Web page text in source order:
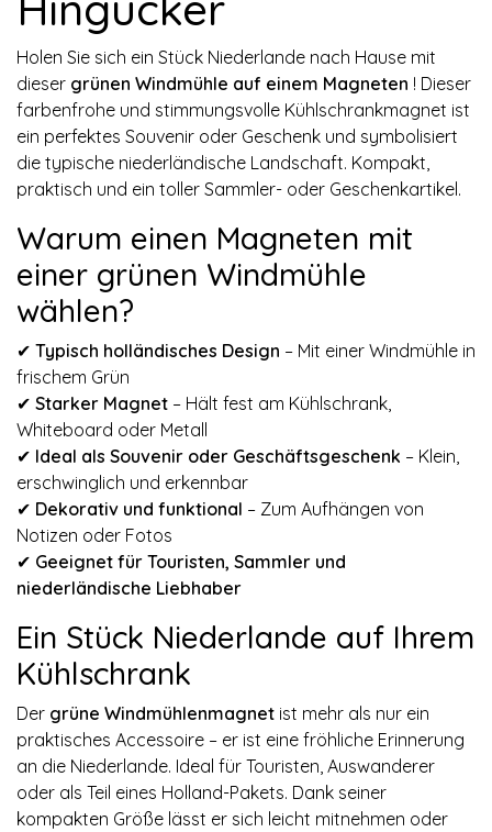
Holen Sie sich ein Stück Niederlande nach Hause mit
dieser grünen Windmühle auf einem Magneten ! Dieser
farbenfrohe und stimmungsvolle Kühlschrankmagnet ist
ein perfektes Souvenir oder Geschenk und symbolisiert
die typische niederländische Landschaft. Kompakt,
praktisch und ein toller Sammler- oder Geschenkartikel.
Warum einen Magneten mit
einer grünen Windmühle
wählen?
✔ Typisch holländisches Design – Mit einer Windmühle in
frischem Grün
✔ Starker Magnet – Hält fest am Kühlschrank,
Whiteboard oder Metall
✔ Ideal als Souvenir oder Geschäftsgeschenk – Klein,
erschwinglich und erkennbar
✔ Dekorativ und funktional – Zum Aufhängen von
Notizen oder Fotos
✔ Geeignet für Touristen, Sammler und
niederländische Liebhaber
Ein Stück Niederlande auf Ihrem
Kühlschrank
Der grüne Windmühlenmagnet ist mehr als nur ein
praktisches Accessoire – er ist eine fröhliche Erinnerung
an die Niederlande. Ideal für Touristen, Auswanderer
oder als Teil eines Holland-Pakets. Dank seiner
kompakten Größe lässt er sich leicht mitnehmen oder